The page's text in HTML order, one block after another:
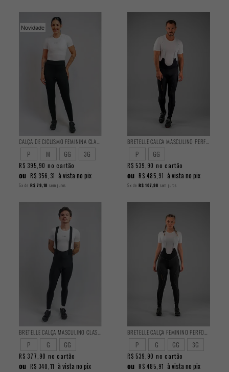
Novidade
CALÇA DE CICLISMO FEMININA CLASSIC PELUCIADA
P M GG 3G
R$ 395,90 no cartão
ou R$ 356,31 à vista no pix
5x de R$ 79,18 sem juros
BRETELLE CALCA MASCULINO PERFORMANCE
P GG
R$ 539,90 no cartão
ou R$ 485,91 à vista no pix
5x de R$ 107,98 sem juros
P G GG
R$ 377,90 no cartão
ou R$ 340,11 à vista no pix
P G GG 3G
R$ 539,90 no cartão
ou R$ 485,91 à vista no pix